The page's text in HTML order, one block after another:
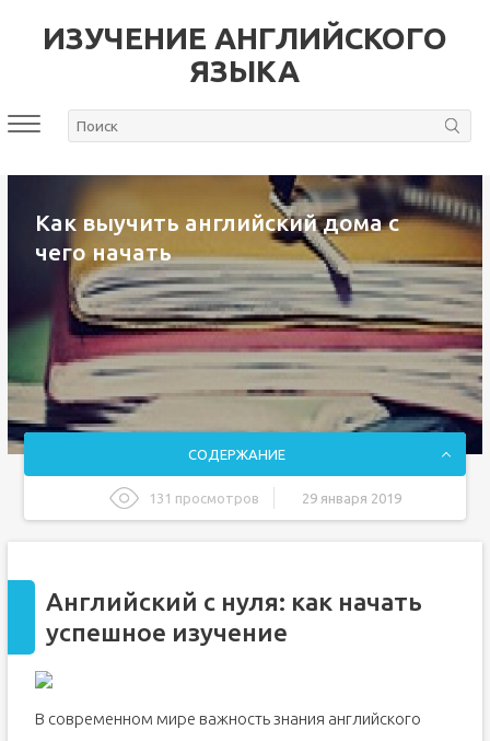
ИЗУЧЕНИЕ АНГЛИЙСКОГО
ЯЗЫКА
Как выучить английский дома с
чего начать
СОДЕРЖАНИЕ
131 просмотров 29 января 2019
Как поддерживать мотивацию?
С кем учиться?
Как изучать английский самому?
Английский с нуля: как начать
успешное изучение
В современном мире важность знания английского